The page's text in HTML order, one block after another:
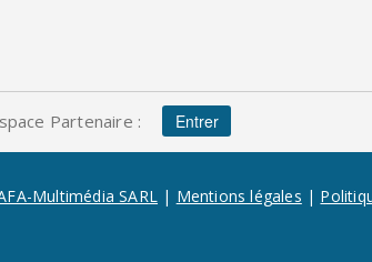
Partenaire : Entrer
Multimédia SARL | Mentions légales |